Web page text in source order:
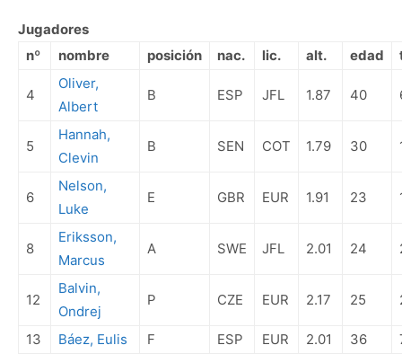
Jugadores
nº
nombre posición nac. lic. alt. edad
4
Oliver,
Albert
B ESP JFL 1.87 40
5
Hannah,
Clevin
B SEN COT 1.79 30
6
Nelson,
Luke
E GBR EUR 1.91 23
8
Eriksson,
Marcus
A SWE JFL 2.01 24
12
Balvin,
Ondrej
P CZE EUR 2.17 25
13 Báez, Eulis F ESP EUR 2.01 36